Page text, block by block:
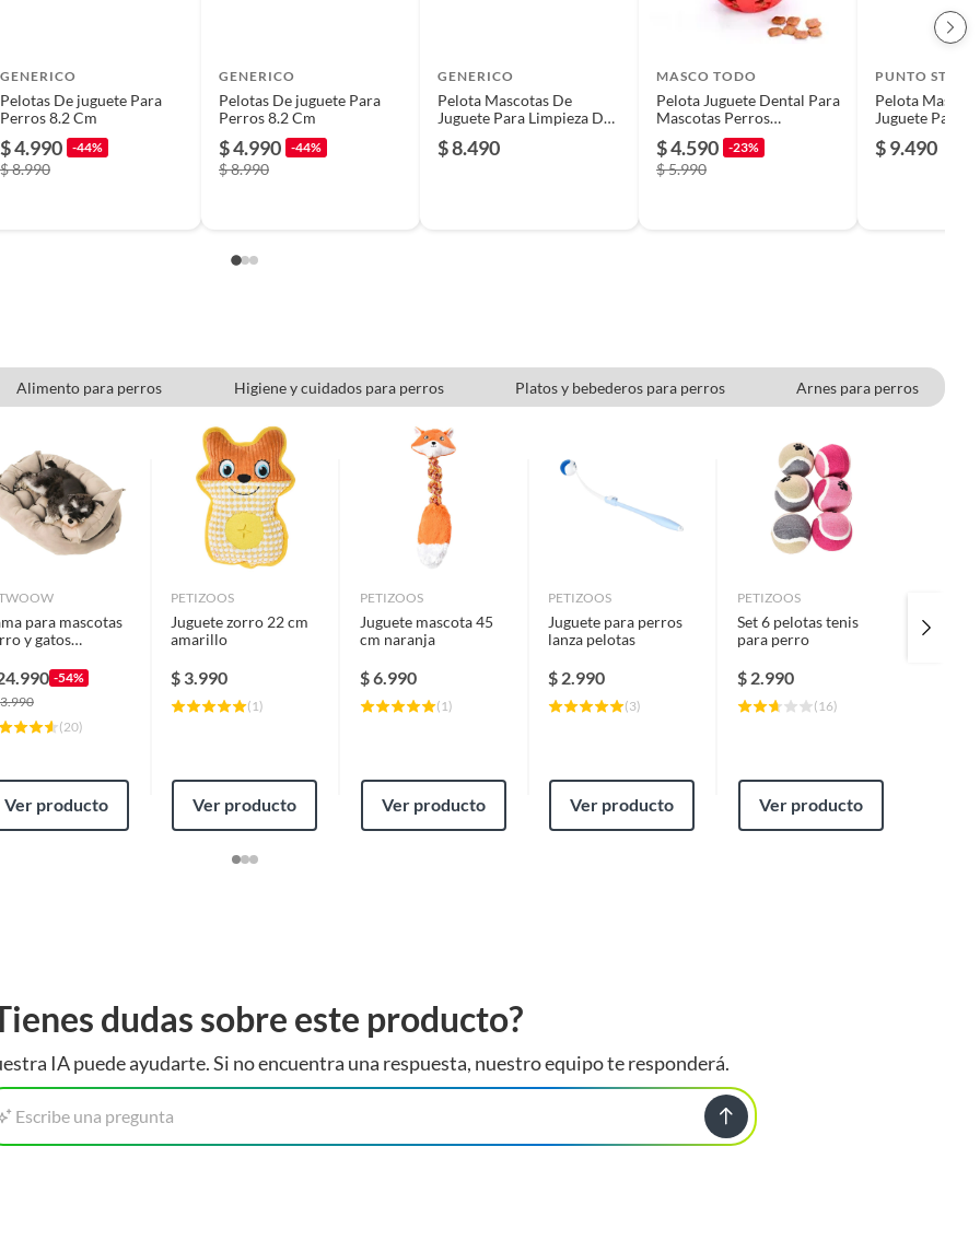
una correcta higiene mantendrá su pelaje brillante y
para complementar la compra, agregando estilo y
GENERICO
Pelotas De juguete Para
Perros 8.2 Cm
$ 4.990 -44%
$ 8.990
GENERICO
Pelotas De juguete Para
Perros 8.2 Cm
$ 4.990 -44%
$ 8.990
GENERICO
Pelota Mascotas De
Juguete Para Limpieza De
$ 8.490
MASCO TODO
Pelota Juguete Dental Para
Mascotas Perros
Interactiva 7cm
$ 4.590 -23%
$ 5.990
PUNTO STORE
Pelota
Juguete Para
$ 9.490
Alimento para perros Higiene y cuidados para perros Platos y bebederos para perros
Arnes para perros
para mascotas
y gatos
-54%
(20)
Ver producto
PETIZOOS
Juguete zorro 22 cm
amarillo
$ 3.990
( 1)
Ver producto
PETIZOOS
Juguete mascota 45
cm naranja
$6.990
( 1)
Ver producto
PETIZOOS
Juguete para perros
lanza pelotas
$ 2.990
(3)
Ver producto
PETIZOOS
Set 6 pelotas tenis
para perro
$ 2.990
( 16)
Ver producto
Pasto
dudas sobre este producto?
IA puede ayudarte. Si no encuentra una respuesta, nuestro equipo te responderá.
Escribe una pregunta